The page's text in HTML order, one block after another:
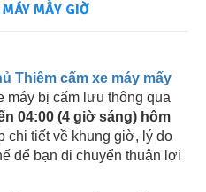
MẤY GIỜ
Thiêm cấm xe máy mấy
máy bị cấm lưu thông qua
04:00 (4 giờ sáng) hôm
chi tiết về khung giờ, lý do
để bạn di chuyển thuận lợi